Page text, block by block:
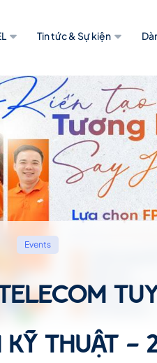
Tin tức & Sự kiện
Events
KỸ THUẬT -